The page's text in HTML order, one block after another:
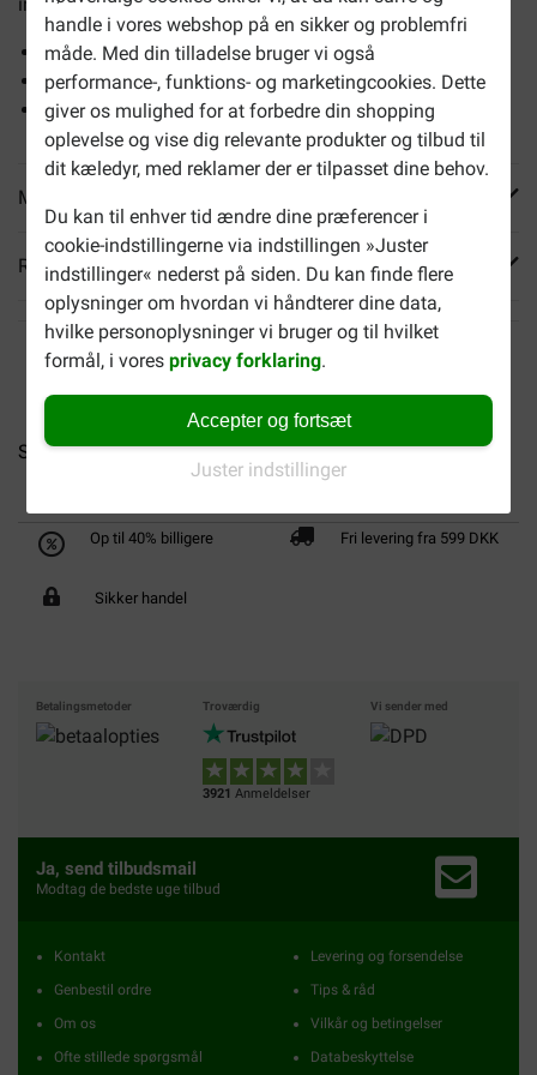
handle i vores webshop på en sikker og problemfri
måde. Med din tilladelse bruger vi også
performance-, funktions- og marketingcookies. Dette
giver os mulighed for at forbedre din shopping
oplevelse og vise dig relevante produkter og tilbud til
dit kæledyr, med reklamer der er tilpasset dine behov.
Du kan til enhver tid ændre dine præferencer i
cookie-indstillingerne via indstillingen »Juster
indstillinger« nederst på siden. Du kan finde flere
oplysninger om hvordan vi håndterer dine data,
hvilke personoplysninger vi bruger og til hvilket
formål, i voresprivacy forklaring.
Accepter og fortsæt
Juster indstillinger
Med smagen af kylling, fjerkræ og kalkun
Velegnet til fuldvoksne katte
Mini portionsposer
Mere info
Reviews
Sheba Classics paté med... Sheba Classics paté med...
Op til 40% billigere Fri levering fra 599 DKK
Sikker handel
Betalingsmetoder Troværdig
3921 Anmeldelser
Vi sender med
Ja, send tilbudsmail
Modtag de bedste uge tilbud
Kontakt
Genbestil ordre
Om os
Ofte stillede spørgsmål
Levering og forsendelse
Tips & råd
Vilkår og betingelser
Databeskyttelse